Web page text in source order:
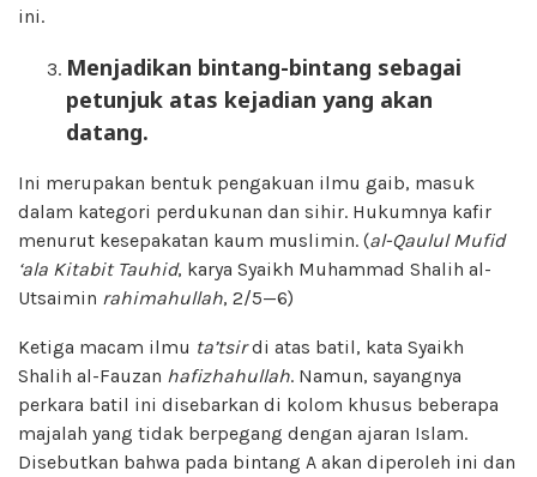
ini.
Menjadikan bintang-bintang sebagai
petunjuk atas kejadian yang akan
datang.
Ini merupakan bentuk pengakuan ilmu gaib, masuk
dalam kategori perdukunan dan sihir. Hukumnya kafir
menurut kesepakatan kaum muslimin. (al-Qaulul Mufid
‘ala Kitabit Tauhid, karya Syaikh Muhammad Shalih al-
Utsaimin rahimahullah, 2/5—6)
Ketiga macam ilmu ta’tsirdi atas batil, kata Syaikh
Shalih al-Fauzan hafizhahullah. Namun, sayangnya
perkara batil ini disebarkan di kolom khusus beberapa
majalah yang tidak berpegang dengan ajaran Islam.
Disebutkan bahwa pada bintang A akan diperoleh ini dan